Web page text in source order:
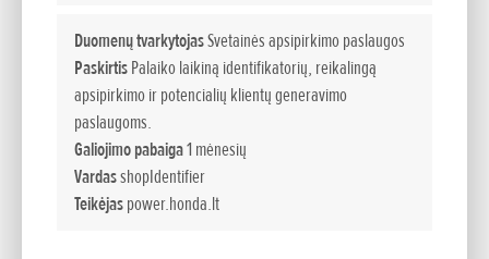
Duomenų tvarkytojasSvetainės apsipirkimo paslaugos
PaskirtisPalaiko laikiną identifikatorių, reikalingą
apsipirkimo ir potencialių klientų generavimo
paslaugoms.
Galiojimo pabaiga1 mėnesių
VardasshopIdentifier
Teikėjaspower.honda.lt
kryptimi nustatyti vairalazde valdomą* išmetimo vamzdį.
Šiuos modelius galima įsigyti ir su ratų pavara, ir su vikšrine
važiuokle, taip pat galima rinktis elektrinį paleidiklį arba
labai lengvos paleisties įtaisą.
- Modelis su vikšrine važiuokle